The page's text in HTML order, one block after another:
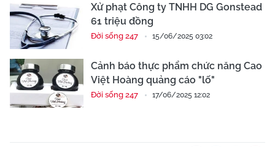
Xử phạt Công ty TNHH DG Gonstead
61 triệu đồng
Đời sống 247 15/06/2025 03:02
Cảnh báo thực phẩm chức năng Cao
Việt Hoàng quảng cáo "lố"
Đời sống 247 17/06/2025 12:02